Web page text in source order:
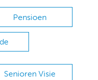
Pensioen
Senioren Visie